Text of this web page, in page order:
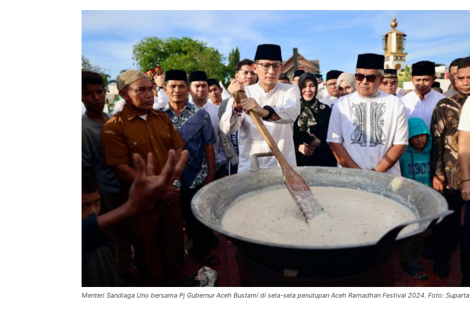
Menteri Sandiaga Uno bersama Pj Gubernur Aceh Bustami di sela-sela penutupan Aceh Ramadhan Festival 2024. Foto: Suparta